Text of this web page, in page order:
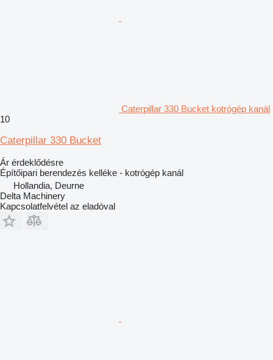
Caterpillar 330 Bucket kotrógép kanál
10
Caterpillar 330 Bucket
Ár érdeklődésre
Építőipari berendezés kelléke - kotrógép kanál
Hollandia, Deurne
Delta Machinery
Kapcsolatfelvétel az eladóval